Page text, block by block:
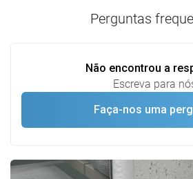
Perguntas
Não encontrou a
Escreva para
Faça-nos uma